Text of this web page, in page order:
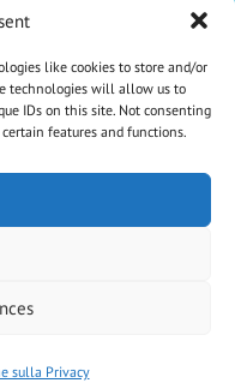
like cookies to store and/or
technologies will allow us to
IDs on this site. Not consenting
features and functions.
sulla Privacy
SAS – P.IVA02046600470
DEL 5%?